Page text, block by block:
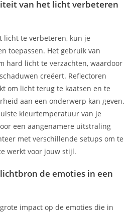
van het licht verbeteren
licht te verbeteren, kun je
toepassen. Het gebruik van
hard licht te verzachten, waardoor
creëert. Reflectoren
om licht terug te kaatsen en te
aan een onderwerp kan geven.
kleurtemperatuur van je
een aangenamere uitstraling
met verschillende setups om te
werkt voor jouw stijl.
de emoties in een
impact op de emoties die in